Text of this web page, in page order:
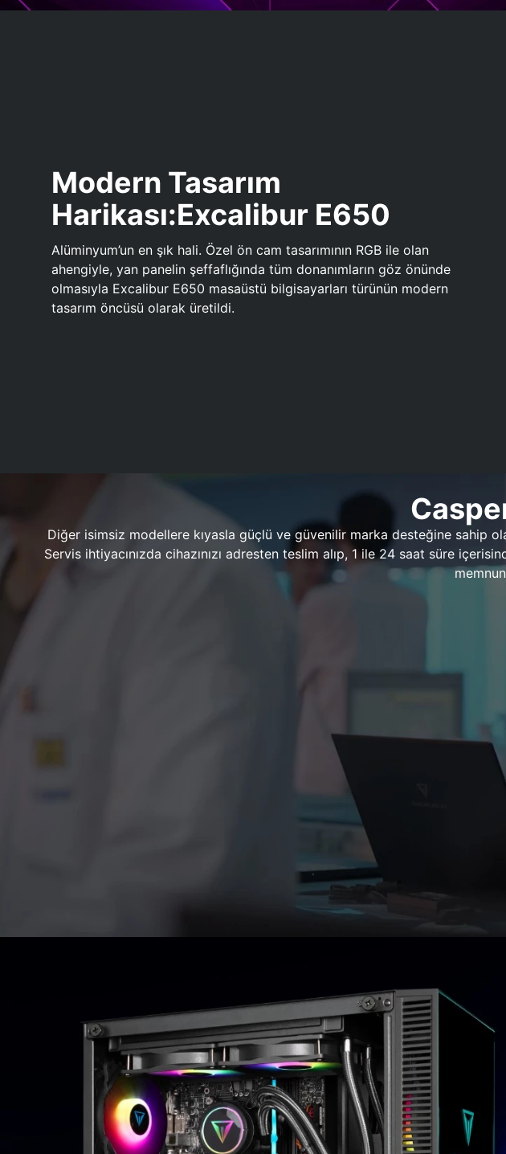
Modern Tasarım
Harikası:Excalibur E650
Alüminyum’un en şık hali. Özel ön cam tasarımının RGB ile olan
ahengiyle, yan panelin şeffaflığında tüm donanımların göz önünde
olmasıyla Excalibur E650 masaüstü bilgisayarları türünün modern
tasarım öncüsü olarak üretildi.
Diğer isimsiz modellere kıyasla güçlü ve güvenilir marka desteğine sahip
Servis ihtiyacınızda cihazınızı adresten teslim alıp, 1 ile 24 saat süre